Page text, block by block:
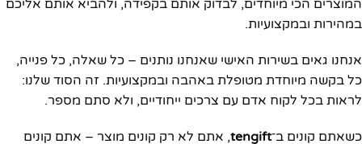
המוצרים הכי מיוחדים, לבדוק אותם בקפידה, ולהביא אותם אליכם
במהירות ובמקצועיות.
אנחנו גאים בשירות האישי שאנחנו נותנים – כל שאלה, כל פנייה,
כל בקשה מיוחדת מטופלת באהבה ובמקצועיות. זה הסוד שלנו:
לראות בכל לקוח אדם עם צרכים ייחודיים, ולא סתם מספר.
כשאתם קונים ב־tengift, אתם לא רק קונים מוצר – אתם קונים